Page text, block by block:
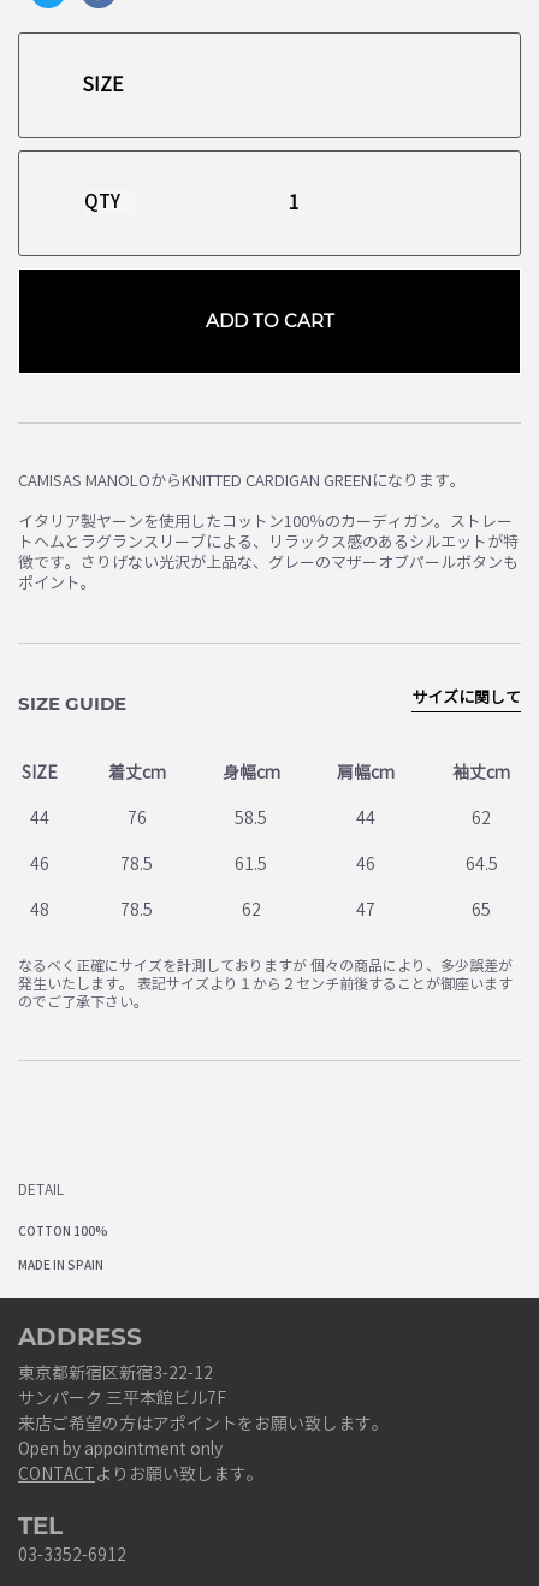
QTY
ADD TO CART
CAMISAS MANOLOからKNITTED CARDIGAN GREENになります。
イタリア製ヤーンを使用したコットン100％のカーディガン。ストレー
トヘムとラグランスリーブによる、リラックス感のあるシルエットが特
徴です。さりげない光沢が上品な、グレーのマザーオブパールボタンも
ポイント。
SIZE GUIDE
SIZE 着丈cm 身幅cm 肩幅cm 袖丈cm
44 76 58.5 44 62
46 78.5 61.5 46 64.5
48 78.5 62 47 65
サイズに関して
なるべく正確にサイズを計測しておりますが 個々の商品により、多少誤差が
発生いたします。 表記サイズより１から２センチ前後することが御座います
のでご了承下さい。
DETAIL
COTTON 100%
MADE IN SPAIN
ADDRESS
東京都新宿区新宿3-22-12
サンパーク 三平本館ビル7F
来店ご希望の方はアポイントをお願い致します。
Open by appointment only
CONTACTよりお願い致します。
TEL
03-3352-6912